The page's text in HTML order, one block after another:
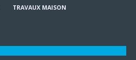
TRAVAUX MAISON